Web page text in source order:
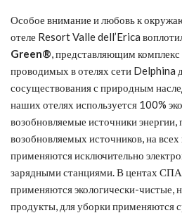
Особое внимание и любовь к
отеле Resort Valle dell’Erica
Green®, представляющим
проводимых в отелях сети Delphina
сосуществования с природным
наших отелях используется 100%
возобновляемые источники энергии,
возобновляемых источников, на
применяются исключительно
зарядными станциями. В центах
применяются экологически-чистые,
продукты, для уборки применяются